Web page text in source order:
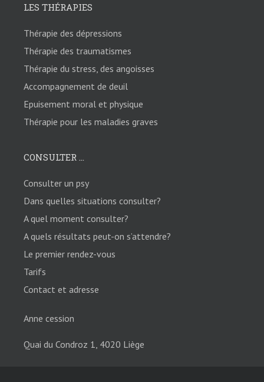
LES THÉRAPIES
Thérapie des dépressions
Thérapie des traumatismes
Thérapie du stress, des angoisses
Accompagnement de deuil
Epuisement moral et physique
Thérapie pour les maladies graves
CONSULTER ...
Consulter un psy
Dans quelles situations consulter?
A quel moment consulter?
A quels résultats peut-on s’attendre?
Le premier rendez-vous
Tarifs
Contact et adresse
Anne cession
Quai du Condroz 1, 4020 Liège